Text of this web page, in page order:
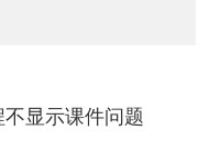
显示课件问题